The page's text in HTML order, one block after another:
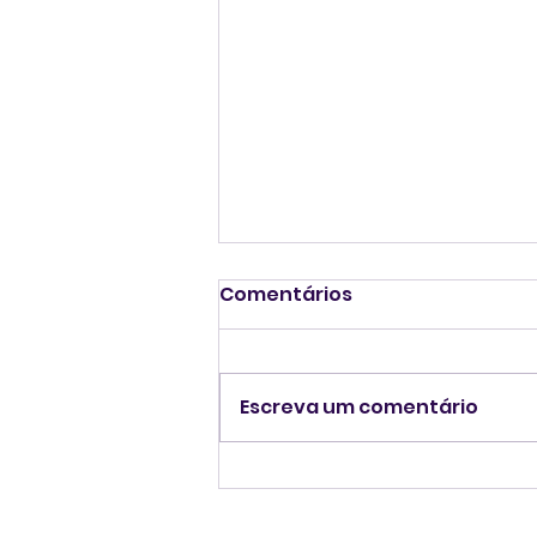
Senado dos EUA
Comentários
Escreva um comentário